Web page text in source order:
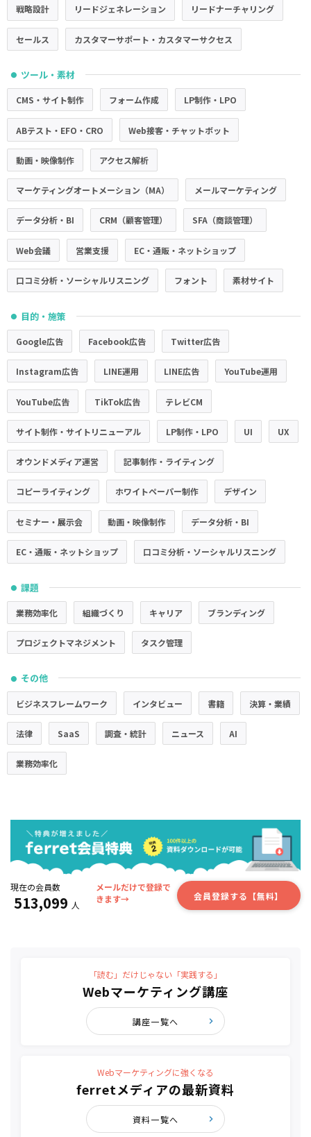
戦略設計 リードジェネレーション リードナーチャリング
セールス カスタマーサポート・カスタマーサクセス
● ツール・素材
CMS・サイト制作 フォーム作成 LP制作・LPO
ABテスト・EFO・CRO Web接客・チャットボット
動画・映像制作 アクセス解析
マーケティングオートメーション（MA） メールマーケティング
データ分析・BI CRM（顧客管理） SFA（商談管理）
Web会議 営業支援 EC・通販・ネットショップ
口コミ分析・ソーシャルリスニング フォント 素材サイト
● 目的・施策
Google広告 Facebook広告 Twitter広告
Instagram広告 LINE運用 LINE広告 YouTube運用
YouTube広告 TikTok広告 テレビCM
サイト制作・サイトリニューアル LP制作・LPO UI UX
オウンドメディア運営 記事制作・ライティング
コピーライティング ホワイトペーパー制作 デザイン
セミナー・展示会 動画・映像制作 データ分析・BI
EC・通販・ネットショップ 口コミ分析・ソーシャルリスニング
● 課題
業務効率化 組織づくり キャリア ブランディング
プロジェクトマネジメント タスク管理
● その他
ビジネスフレームワーク インタビュー 書籍 決算・業績
法律 SaaS 調査・統計 ニュース AI
業務効率化
現在の会員数
513,099 人
メールだけで登録で
きます→
会員登録する【無料】
「読む」だけじゃない「実践する」
Webマーケティング講座
講座一覧へ
Webマーケティングに強くなる
ferretメディアの最新資料
資料一覧へ